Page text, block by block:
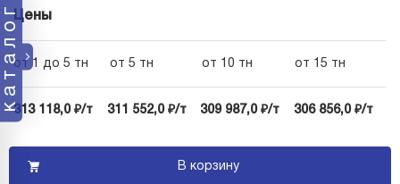
каталогЦены
от 1 до 5 тн от 5 тн от 10 тн от 15 тн
313 118,0 ₽/т 311 552,0 ₽/т 309 987,0 ₽/т 306 856,0 ₽/т
В корзину